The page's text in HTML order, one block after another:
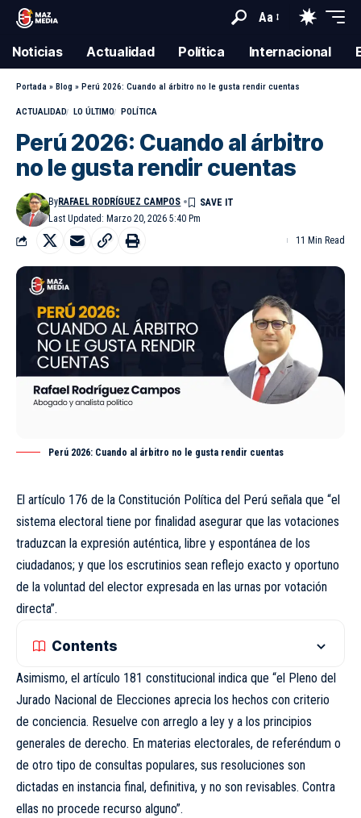
Aa
Noticias Actualidad Política Internacional
Portada » Blog » Perú 2026: Cuando al árbitro no le gusta rendir cuentas
ACTUALIDAD LO ÚLTIMO POLÍTICA
Perú 2026: Cuando al árbitro
no le gusta rendir cuentas
Last Updated: Marzo 20, 2026 5:40 Pm
ByRAFAEL RODRÍGUEZ CAMPOS
11 Min Read
Perú 2026: Cuando al árbitro no le gusta rendir cuentas
El artículo 176 de la Constitución Política del Perú señala que “el
sistema electoral tiene por finalidad asegurar que las votaciones
traduzcan la expresión auténtica, libre y espontánea de los
ciudadanos; y que los escrutinios sean reflejo exacto y oportuno
de la voluntad del elector expresada en las urnas por votación
directa”.
Contents
Asimismo, el artículo 181 constitucional indica que “el Pleno del
Jurado Nacional de Elecciones aprecia los hechos con criterio
de conciencia. Resuelve con arreglo a ley y a los principios
generales de derecho. En materias electorales, de referéndum o
de otro tipo de consultas populares, sus resoluciones son
dictadas en instancia final, definitiva, y no son revisables. Contra
ellas no procede recurso alguno”.